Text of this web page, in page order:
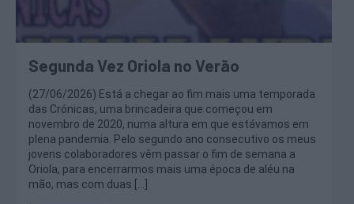
Segunda Vez Oriola no Verão
(27/06/2026) Está a chegar ao fim mais uma temporada
das Crónicas, uma brincadeira que começou em
novembro de 2020, numa altura em que estávamos em
plena pandemia. Pelo segundo ano consecutivo os meus
jovens colaboradores vêm passar o fim de semana a
Oriola, para encerrarmos mais uma época de aléu na
mão, mas com duas […]